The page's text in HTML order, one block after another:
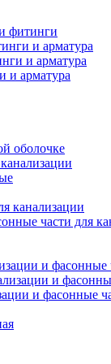
фитинги
и арматура
и арматура
и арматура
оболочке
канализации
части для
и фасонные
и
и фасонные